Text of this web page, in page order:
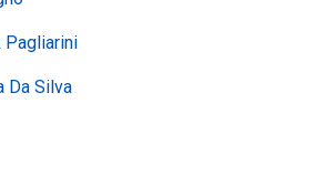
Pagliarini
Da Silva